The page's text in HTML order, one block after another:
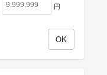
円